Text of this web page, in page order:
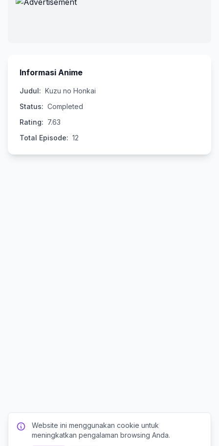
Informasi Anime
Judul: Kuzu no Honkai
Status: Completed
Rating: 7.63
Total Episode: 12
Website ini menggunakan cookie untuk
meningkatkan pengalaman browsing Anda.